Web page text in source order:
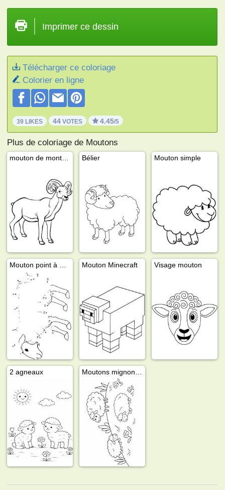
Imprimer ce dessin
Télécharger ce coloriage
Colorier en ligne
39 LIKES 44 VOTES 4.45/5
Plus de coloriage de Moutons
Bélier Mouton simple
Mouton Minecraft Visage mouton
2 agneaux